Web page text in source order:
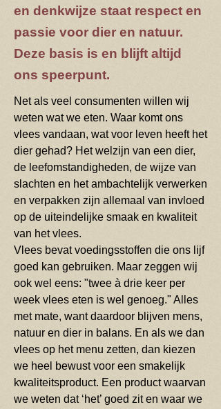
en denkwijze staat respect en
passie voor dier en natuur.
Deze basis is en blijft altijd
ons speerpunt.
Net als veel consumenten willen wij
weten wat we eten. Waar komt ons
vlees vandaan, wat voor leven heeft het
dier gehad? Het welzijn van een dier,
de leefomstandigheden, de wijze van
slachten en het ambachtelijk verwerken
en verpakken zijn allemaal van invloed
op de uiteindelijke smaak en kwaliteit
van het vlees.
Vlees bevat voedingsstoffen die ons lijf
goed kan gebruiken. Maar zeggen wij
ook wel eens: "twee à drie keer per
week vlees eten is wel genoeg." Alles
met mate, want daardoor blijven mens,
natuur en dier in balans. En als we dan
vlees op het menu zetten, dan kiezen
we heel bewust voor een smakelijk
kwaliteitsproduct. Een product waarvan
we weten dat ‘het’ goed zit en waar we